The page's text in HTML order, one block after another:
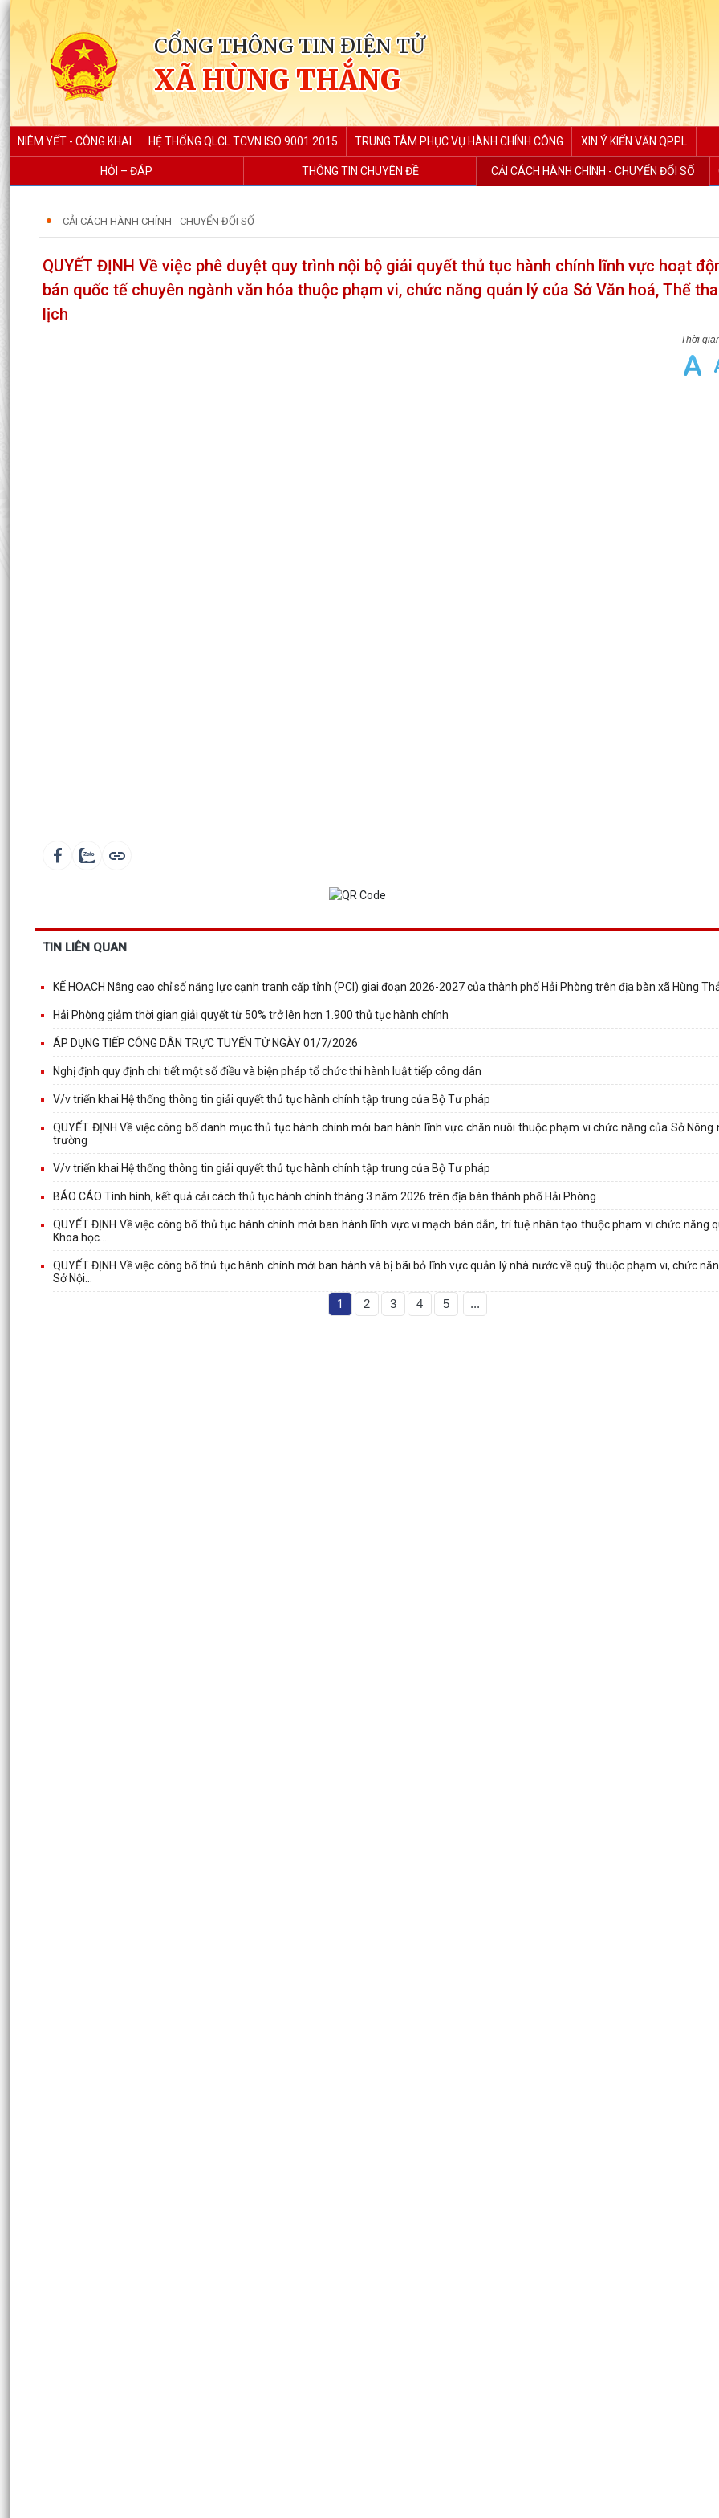
CỔNG THÔNG TIN ĐIỆN TỬ
XÃ HÙNG THẮNG
NIÊM YẾT - CÔNG KHAI HỆ THỐNG QLCL TCVN ISO 9001:2015 TRUNG TÂM PHỤC VỤ HÀNH CHÍNH CÔNG XIN Ý KIẾN VĂN QPPL
HỎI – ĐÁP THÔNG TIN CHUYÊN ĐỀ CẢI CÁCH HÀNH CHÍNH - CHUYỂN ĐỔI SỐ
CẢI CÁCH HÀNH CHÍNH - CHUYỂN ĐỔI SỐ
QUYẾT ĐỊNH Về việc phê duyệt quy trình nội bộ giải quyết thủ tục hành chính lĩnh vực hoạt
bán quốc tế chuyên ngành văn hóa thuộc phạm vi, chức năng quản lý của Sở Văn hoá, Thể
lịch
TIN LIÊN QUAN
KẾ HOẠCH Nâng cao chỉ số năng lực cạnh tranh cấp tỉnh (PCI) giai đoạn 2026-2027 của thành phố Hải Phòng trên địa bàn xã Hùng
Hải Phòng giảm thời gian giải quyết từ 50% trở lên hơn 1.900 thủ tục hành chính
ÁP DỤNG TIẾP CÔNG DÂN TRỰC TUYẾN TỪ NGÀY 01/7/2026
Nghị định quy định chi tiết một số điều và biện pháp tổ chức thi hành luật tiếp công dân
V/v triển khai Hệ thống thông tin giải quyết thủ tục hành chính tập trung của Bộ Tư pháp
QUYẾT ĐỊNH Về việc công bố danh mục thủ tục hành chính mới ban hành lĩnh vực chăn nuôi thuộc phạm vi chức năng của Sở Nông
trường
V/v triển khai Hệ thống thông tin giải quyết thủ tục hành chính tập trung của Bộ Tư pháp
BÁO CÁO Tình hình, kết quả cải cách thủ tục hành chính tháng 3 năm 2026 trên địa bàn thành phố Hải Phòng
QUYẾT ĐỊNH Về việc công bố thủ tục hành chính mới ban hành lĩnh vực vi mạch bán dẫn, trí tuệ nhân tạo thuộc phạm vi chức năng
Khoa học...
QUYẾT ĐỊNH Về việc công bố thủ tục hành chính mới ban hành và bị bãi bỏ lĩnh vực quản lý nhà nước về quỹ thuộc phạm vi, chức
Sở Nội...
1 2 3 4 5 ...